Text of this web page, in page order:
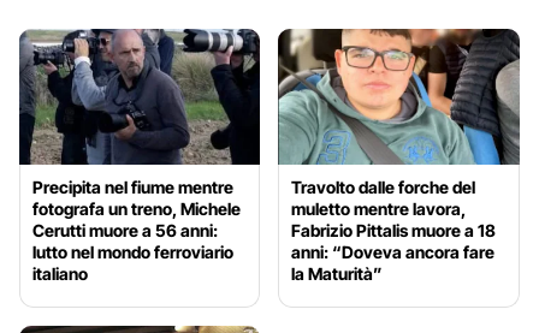
Precipita nel fiume mentre
fotografa un treno, Michele
Cerutti muore a 56 anni:
lutto nel mondo ferroviario
italiano
Travolto dalle forche del
muletto mentre lavora,
Fabrizio Pittalis muore a 18
anni: “Doveva ancora fare
la Maturità”